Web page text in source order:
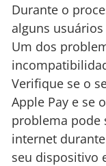
Durante o
alguns
Um dos
Verifique se o
Apple Pay e se
problema pode
internet
seu dispositivo